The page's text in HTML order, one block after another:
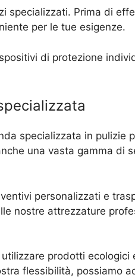
specializzati. Prima di
per le tue esigenze.
di protezione
specializzata in pulizie
una vasta gamma di
personalizzati e
nostre attrezzature
prodotti ecologici
flessibilità, possiamo